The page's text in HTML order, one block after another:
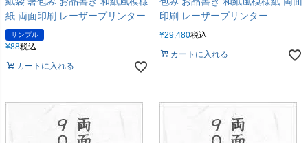
紙 両面印刷 レーザープリンター
サンプル
¥88税込
カートに入れる
印刷 レーザープリンター
¥29,480税込
カートに入れる